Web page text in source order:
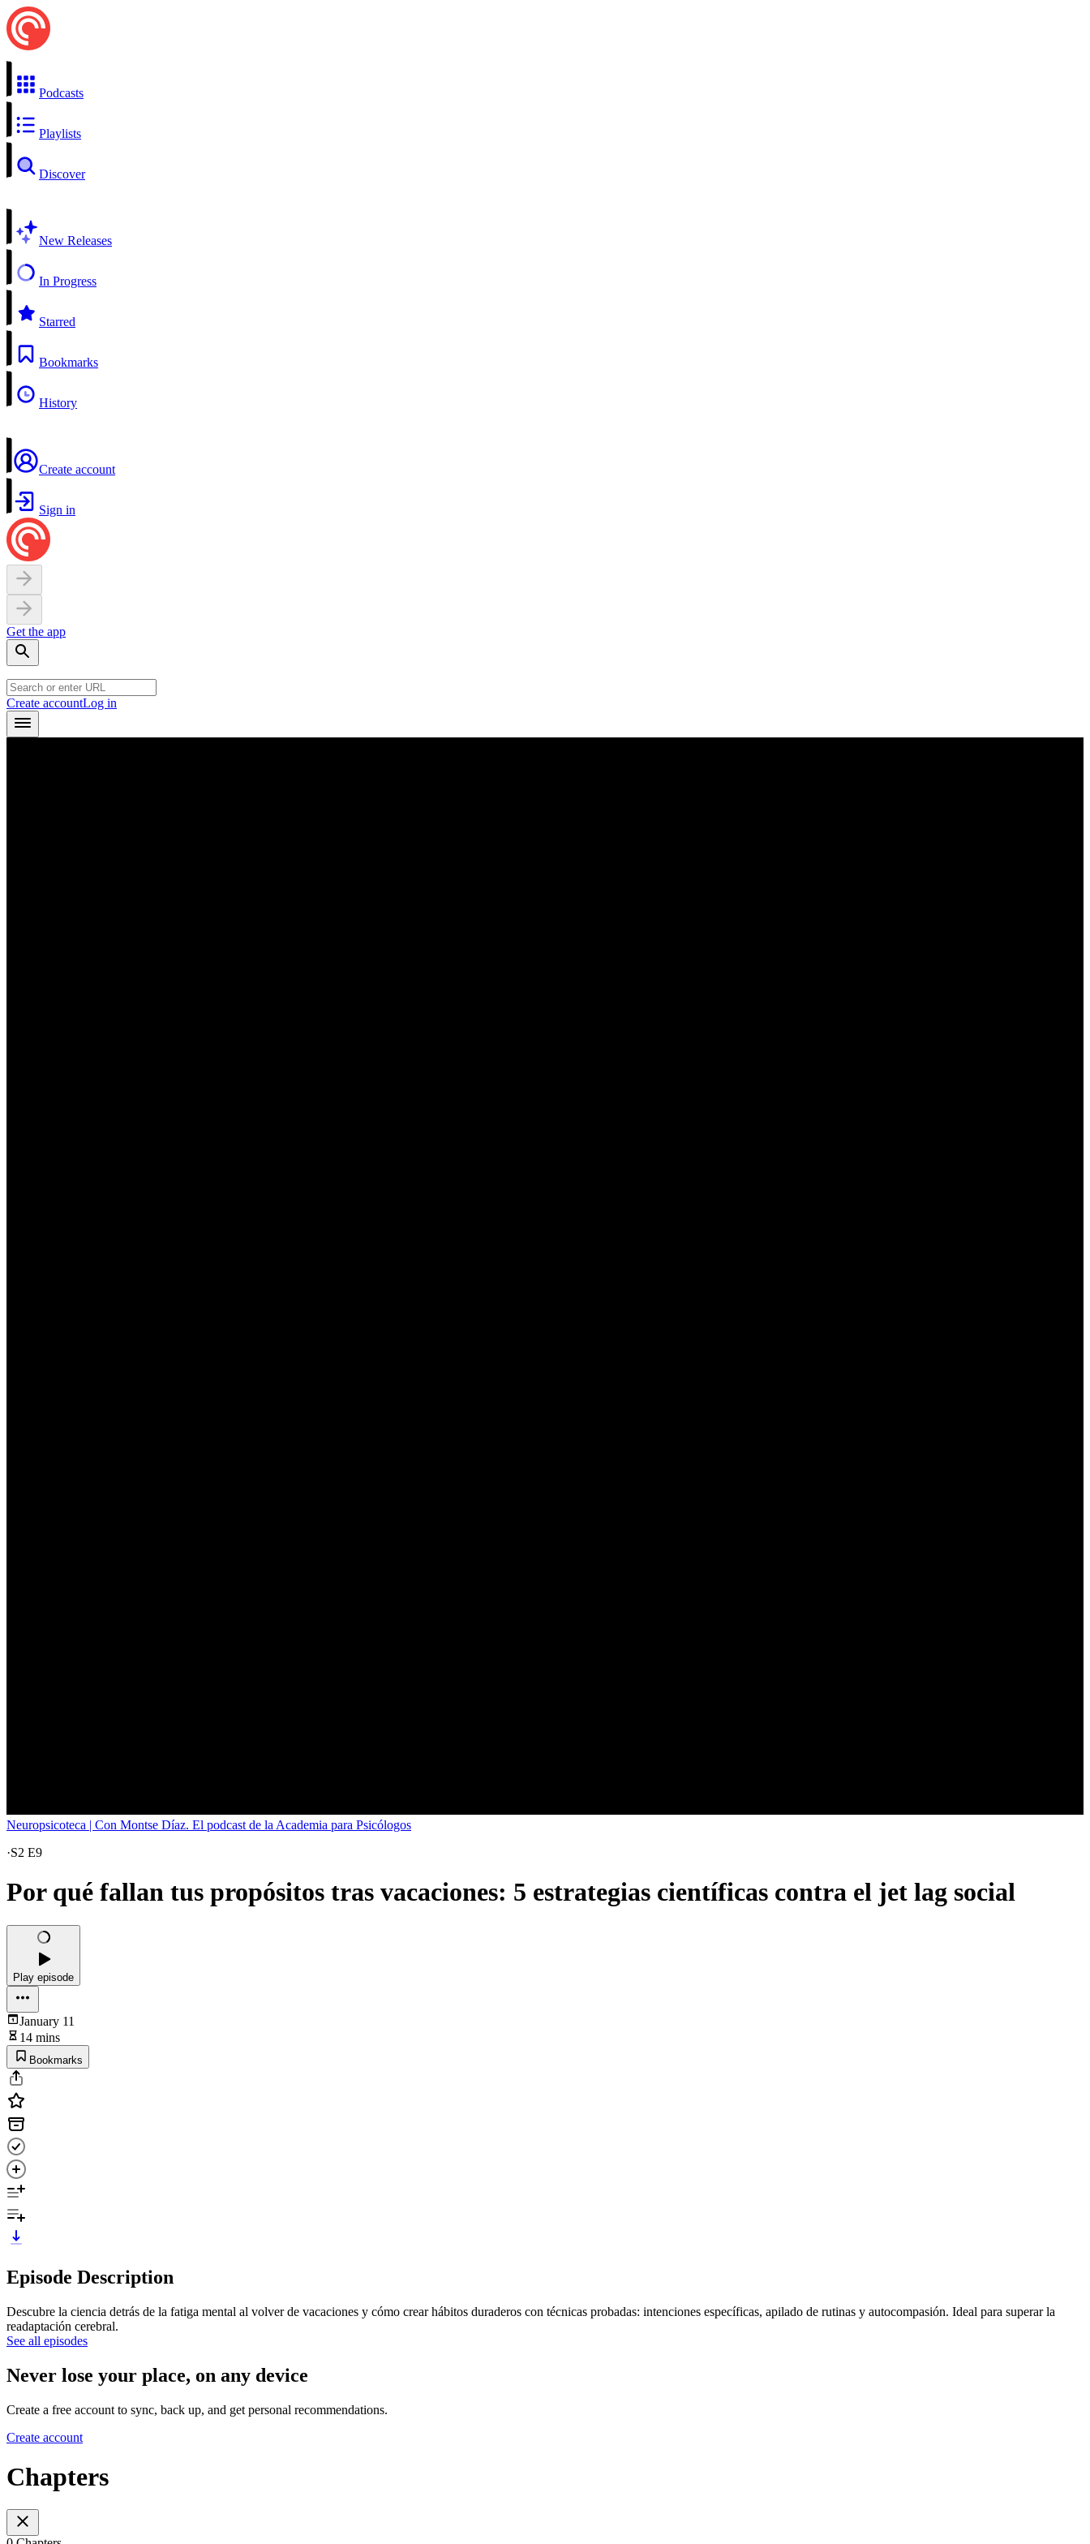
Podcasts
Playlists
Discover
New Releases
In Progress
Starred
Bookmarks
History
Create account
Sign in
Get the app
Create accountLog in
Neuropsicoteca | Con Montse Díaz. El podcast de la Academia para Psicólogos
·S2 E9
Por qué fallan tus propósitos tras vacaciones: 5 estrategias científicas contra el jet lag social
Play episode
January 11
14 mins
Bookmarks
Episode Description
Descubre la ciencia detrás de la fatiga mental al volver de vacaciones y cómo crear hábitos duraderos con técnicas probadas: intenciones específicas, apilado de rutinas y autocompasión. Ideal para superar la
readaptación cerebral.
See all episodes
Never lose your place, on any device
Create a free account to sync, back up, and get personal recommendations.
Create account
Chapters